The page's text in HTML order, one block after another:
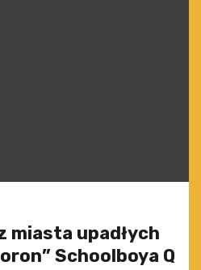
miasta upadłych
Schoolboya Q